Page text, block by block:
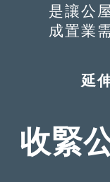
是讓公
成置業
延
收緊